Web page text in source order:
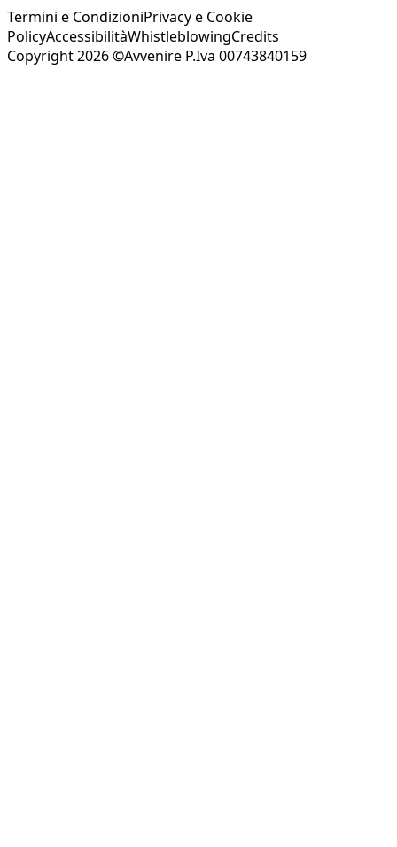
Termini e CondizioniPrivacy e Cookie
PolicyAccessibilitàWhistleblowingCredits
Copyright 2026 ©Avvenire P.Iva 00743840159